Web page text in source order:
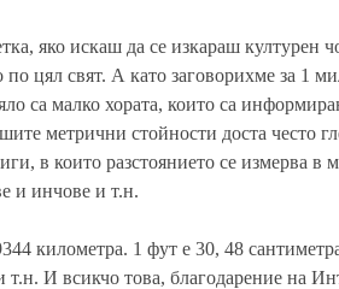
яко искаш да се изкараш културен
по цял свят. А като заговорихме за 1
са малко хората, които са
метрични стойности доста често
в които разстоянието се измерва в
и инчове и т.н.
километра. 1 фут е 30, 48
т.н. И всикчо това, благодарение на